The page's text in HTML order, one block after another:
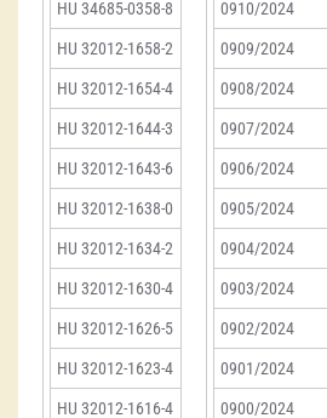
HU 34685-0358-8
HU 32012-1658-2
HU 32012-1654-4
HU 32012-1644-3
HU 32012-1643-6
HU 32012-1638-0
HU 32012-1634-2
HU 32012-1630-4
HU 32012-1626-5
HU 32012-1623-4
HU 32012-1616-4
0910/2024
0909/2024
0908/2024
0907/2024
0906/2024
0905/2024
0904/2024
0903/2024
0902/2024
0901/2024
0900/2024